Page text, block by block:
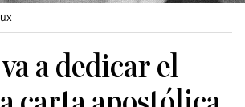
a dedicar el